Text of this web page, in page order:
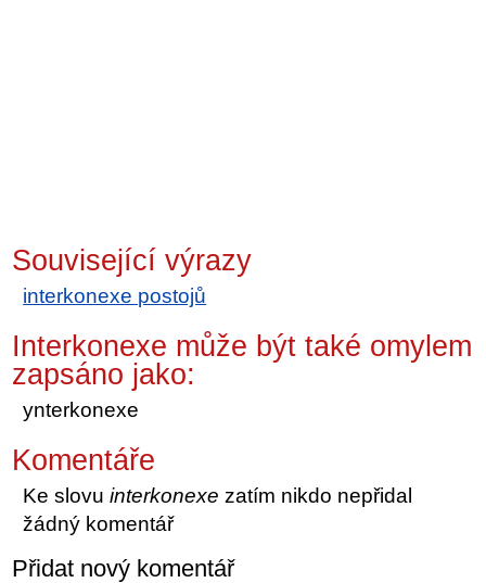
Související výrazy
interkonexe postojů
Interkonexe může být také omylem
zapsáno jako:
ynterkonexe
Komentáře
Ke slovuinterkonexe zatím nikdo nepřidal
žádný komentář
Přidat nový komentář